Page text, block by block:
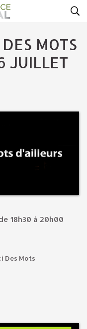
MOTS
JUILLET
18h30 à 20h00
Des Mots